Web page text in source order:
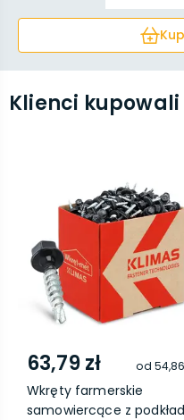
Klienci
63,79 zł od
Wkręty farmerskie
samowiercące z